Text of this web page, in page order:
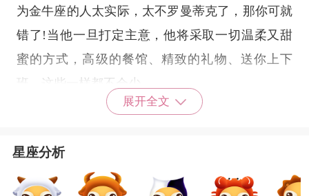
为金牛座的人太实际，太不罗曼蒂克了，那你可就
错了!当他一旦打定主意，他将采取一切温柔又甜
蜜的方式，高级的餐馆、精致的礼物、送你上下
班，这些一样都不会少。
性，不食人间烟火，有些不切实际，是小仙女一般
的存在。十分孩子气，爱哭，惹人怜爱，需要别人
展开全文
星座分析